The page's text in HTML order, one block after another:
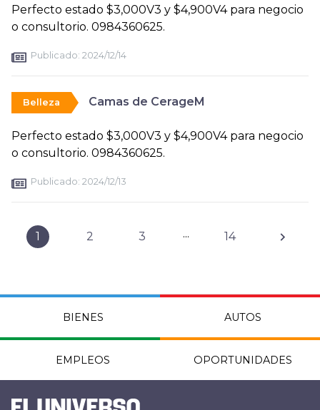
Perfecto estado $3,000V3 y $4,900V4 para negocio
o consultorio. 0984360625.
Publicado: 2024/12/14
Belleza Camas de CerageM
Perfecto estado $3,000V3 y $4,900V4 para negocio
o consultorio. 0984360625.
Publicado: 2024/12/13
1 2 3 ... 14
BIENES AUTOS
EMPLEOS OPORTUNIDADES